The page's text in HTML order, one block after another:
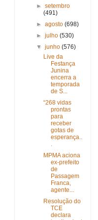
► setembro
(491)
► agosto (698)
► julho (530)
▼ junho (576)
Live da
Festança
Junina
encerra a
temporada
de S...
“268 vidas
prontas
para
receber
gotas de
esperança..
.
MPMA aciona
ex-prefeito
de
Passagem
Franca,
agente...
Resolução do
TCE
declara